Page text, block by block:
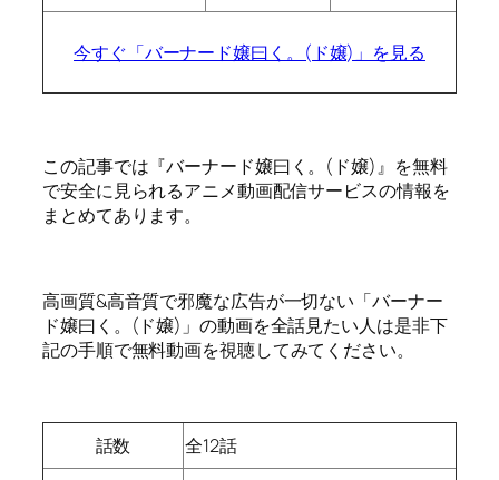
今すぐ「バーナード嬢曰く。(ド嬢)」を見る
この記事では『バーナード嬢曰く。(ド嬢)』を無料
で安全に見られるアニメ動画配信サービスの情報を
まとめてあります。
高画質&高音質で邪魔な広告が一切ない「バーナー
ド嬢曰く。(ド嬢)」の動画を全話見たい人は是非下
記の手順で無料動画を視聴してみてください。
話数
全12話